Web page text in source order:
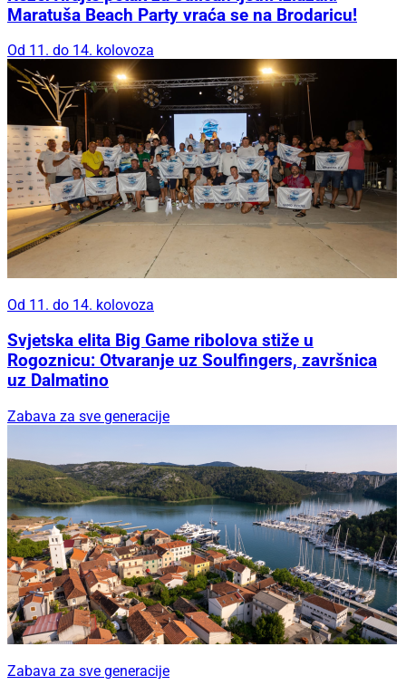
Maratuša Beach Party vraća se na Brodaricu!
Od 11. do 14. kolovoza
Od 11. do 14. kolovoza
Svjetska elita Big Game ribolova stiže u
Rogoznicu: Otvaranje uz Soulfingers, završnica
uz Dalmatino
Zabava za sve generacije
Zabava za sve generacije